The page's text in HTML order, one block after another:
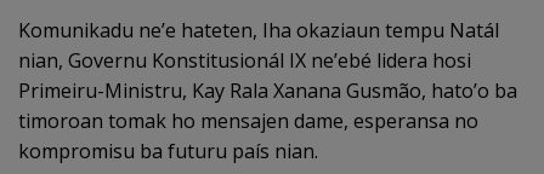
Komunikadu ne’e hateten, Iha okaziaun tempu Natál
nian, Governu Konstitusionál IX ne’ebé lidera hosi
Primeiru-Ministru, Kay Rala Xanana Gusmão, hato’o ba
timoroan tomak ho mensajen dame, esperansa no
kompromisu ba futuru país nian.